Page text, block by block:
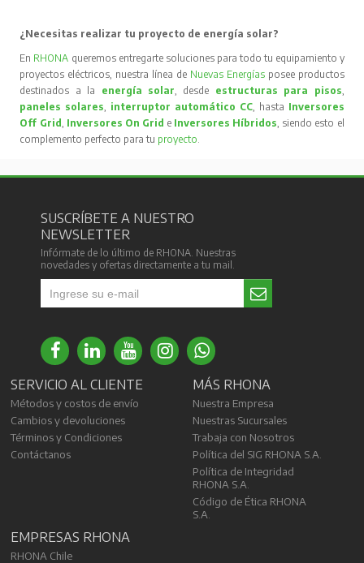
¿Necesitas realizar tu proyecto de energía solar?
En RHONA queremos entregarte soluciones para todo tu equipamiento y
proyectos eléctricos, nuestra línea de Nuevas Energíasposee productos
destinados a la energía solar , desde estructuras para pisos
paneles solares
interruptor automático CC, hasta Inversores
Off Grid Inversores On Grid e Inversores Híbridos , siendo esto el
complemento perfecto para tu proyecto
SUSCRÍBETE A NUESTRO
NEWSLETTER
Infórmate de lo último de RHONA. Nuestras
novedades y ofertas directamente a tu mail.
SERVICIO AL CLIENTE
Métodos y costos de envío
Cambios y devoluciones
Términos y Condiciones
Contáctanos
MÁS RHONA
Nuestra Empresa
Nuestras Sucursales
Trabaja con Nosotros
Política del SIG RHONA S.A.
Política de Integridad
RHONA S.A.
Código de Ética RHONA
S.A.
EMPRESAS RHONA
RHONA Chile